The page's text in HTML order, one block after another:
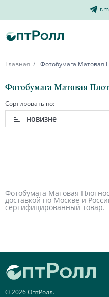
Главная Фотобумага Матовая
Фотобумага Матовая
Сортировать по:
новизне
Фотобумага Матовая
доставкой по Москве и
сертифицированный товар.
© 2026 ОптРолл.